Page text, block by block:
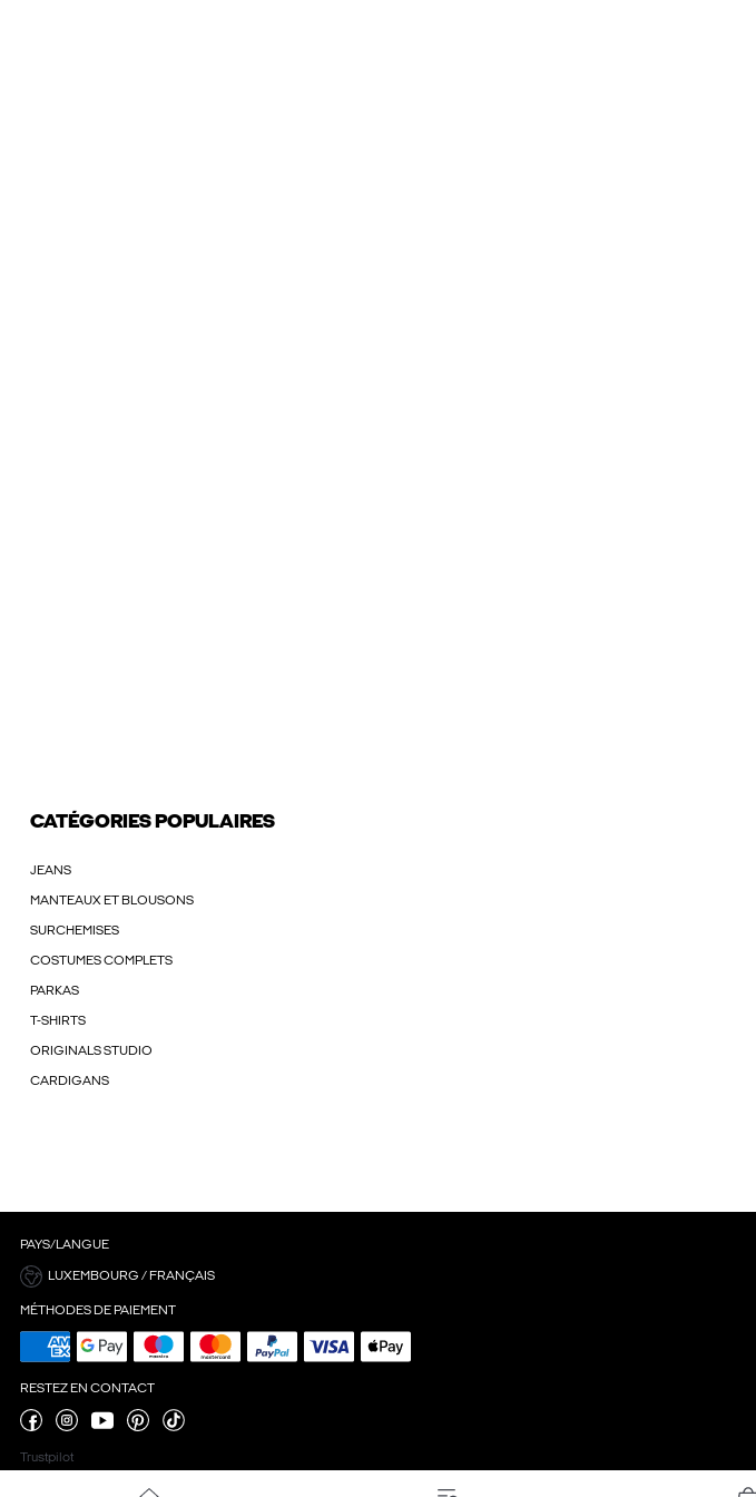
CATÉGORIES POPULAIRES
JEANS
MANTEAUX ET BLOUSONS
SURCHEMISES
COSTUMES COMPLETS
PARKAS
T-SHIRTS
ORIGINALS STUDIO
CARDIGANS
PAYS/LANGUE
LUXEMBOURG / FRANÇAIS
MÉTHODES DE PAIEMENT
RESTEZ EN CONTACT
Trustpilot